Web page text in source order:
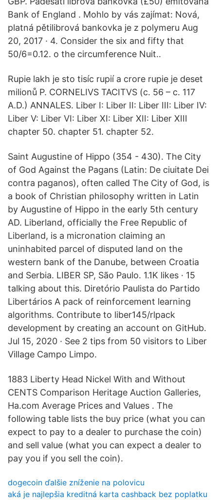
Bank of England . Mohlo by vás zajímat: Nová,
platná pětilibrová bankovka je z polymeru Aug
20, 2017 · 4. Consider the six and fifty that
50/6=0.12. o the circumference Nuit..
Rupie lakh je sto tisíc rupií a crore rupie je deset
milionů P. CORNELIVS TACITVS (c. 56 – c. 117
A.D.) ANNALES. Liber I: Liber II: Liber III: Liber IV:
Liber V: Liber VI: Liber XI: Liber XII: Liber XIII
chapter 50. chapter 51. chapter 52.
Saint Augustine of Hippo (354 - 430). The City
of God Against the Pagans (Latin: De ciuitate Dei
contra paganos), often called The City of God, is
a book of Christian philosophy written in Latin
by Augustine of Hippo in the early 5th century
AD. Liberland, officially the Free Republic of
Liberland, is a micronation claiming an
uninhabited parcel of disputed land on the
western bank of the Danube, between Croatia
and Serbia. LIBER SP, São Paulo. 1.1K likes · 15
talking about this. Diretório Paulista do Partido
Libertários A pack of reinforcement learning
algorithms. Contribute to liber145/rlpack
development by creating an account on GitHub.
Jul 15, 2020 · See 2 tips from 50 visitors to Liber
Village Campo Limpo.
1883 Liberty Head Nickel With and Without
CENTS Comparison Heritage Auction Galleries,
Ha.com Average Prices and Values . The
following table lists the buy price (what you can
expect to pay to a dealer to purchase the coin)
and sell value (what you can expect a dealer to
pay you if you sell the coin).
dogecoin ďalšie zníženie na polovicu
aká je najlepšia kreditná karta cashback bez poplatku